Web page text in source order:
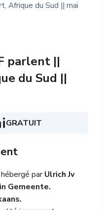
Afrique du Sud || mai
parlent ||
du Sud ||
GRATUIT
hébergé parUlrich Jv
Gemeente.